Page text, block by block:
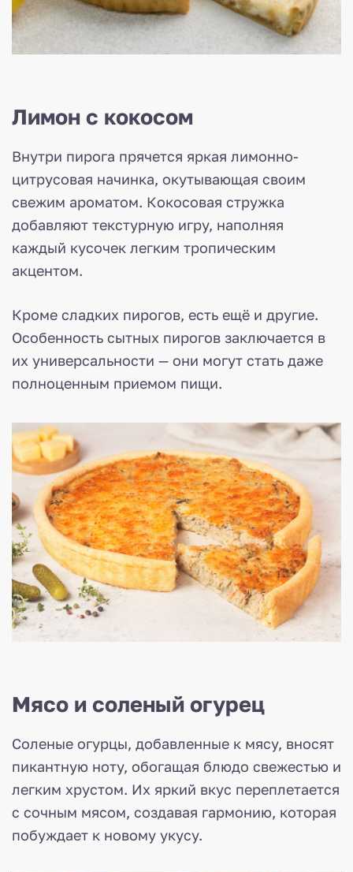
Лимон с кокосом
Внутри пирога прячется яркая лимонно-
цитрусовая начинка, окутывающая своим
свежим ароматом. Кокосовая стружка
добавляют текстурную игру, наполняя
каждый кусочек легким тропическим
акцентом.
Кроме сладких пирогов, есть ещё и другие.
Особенность сытных пирогов заключается в
их универсальности — они могут стать даже
полноценным приемом пищи.
Мясо и соленый огурец
Соленые огурцы, добавленные к мясу, вносят
пикантную ноту, обогащая блюдо свежестью и
легким хрустом. Их яркий вкус переплетается
с сочным мясом, создавая гармонию, которая
побуждает к новому укусу.